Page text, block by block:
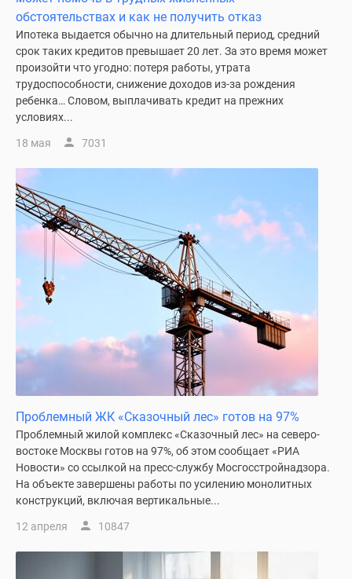
комнатные
комнатные
комнатные
Квартиры
Ипотечный
калькулятор
Семейная
ипотека
Военная
Банки
программы
Медиа
Новости
Мнение
эксперта
Аналитика
рынка
Покупателю
Экспертиза
Эксперты
обстоятельствах и как не получить отказ
Ипотека выдается обычно на длительный период, средний
срок таких кредитов превышает 20 лет. За это время может
произойти что угодно: потеря работы, утрата
трудоспособности, снижение доходов из-за рождения
ребенка… Словом, выплачивать кредит на прежних
условиях...
18 мая 7031
Проблемный ЖК «Сказочный лес» готов на 97%
Проблемный жилой комплекс «Сказочный лес» на северо-
востоке Москвы готов на 97%, об этом сообщает «РИА
Новости» со ссылкой на пресс-службу Мосгосстройнадзора.
На объекте завершены работы по усилению монолитных
конструкций, включая вертикальные...
12 апреля 10847